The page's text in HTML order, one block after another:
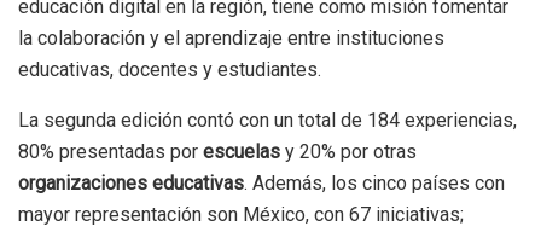
educación digital en la región, tiene como misión fomentar
la colaboración y el aprendizaje entre instituciones
educativas, docentes y estudiantes.
La segunda edición contó con un total de 184 experiencias,
80% presentadas por escuelas y 20% por otras
organizaciones educativas. Además, los cinco países con
mayor representación son México, con 67 iniciativas;